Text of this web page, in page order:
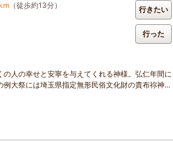
（徒歩約13分） 行きたい
行った
人の幸せと安寧を与えてくれる神様。弘仁年間に
大祭には埼玉県指定無形民俗文化財の貴布祢神楽